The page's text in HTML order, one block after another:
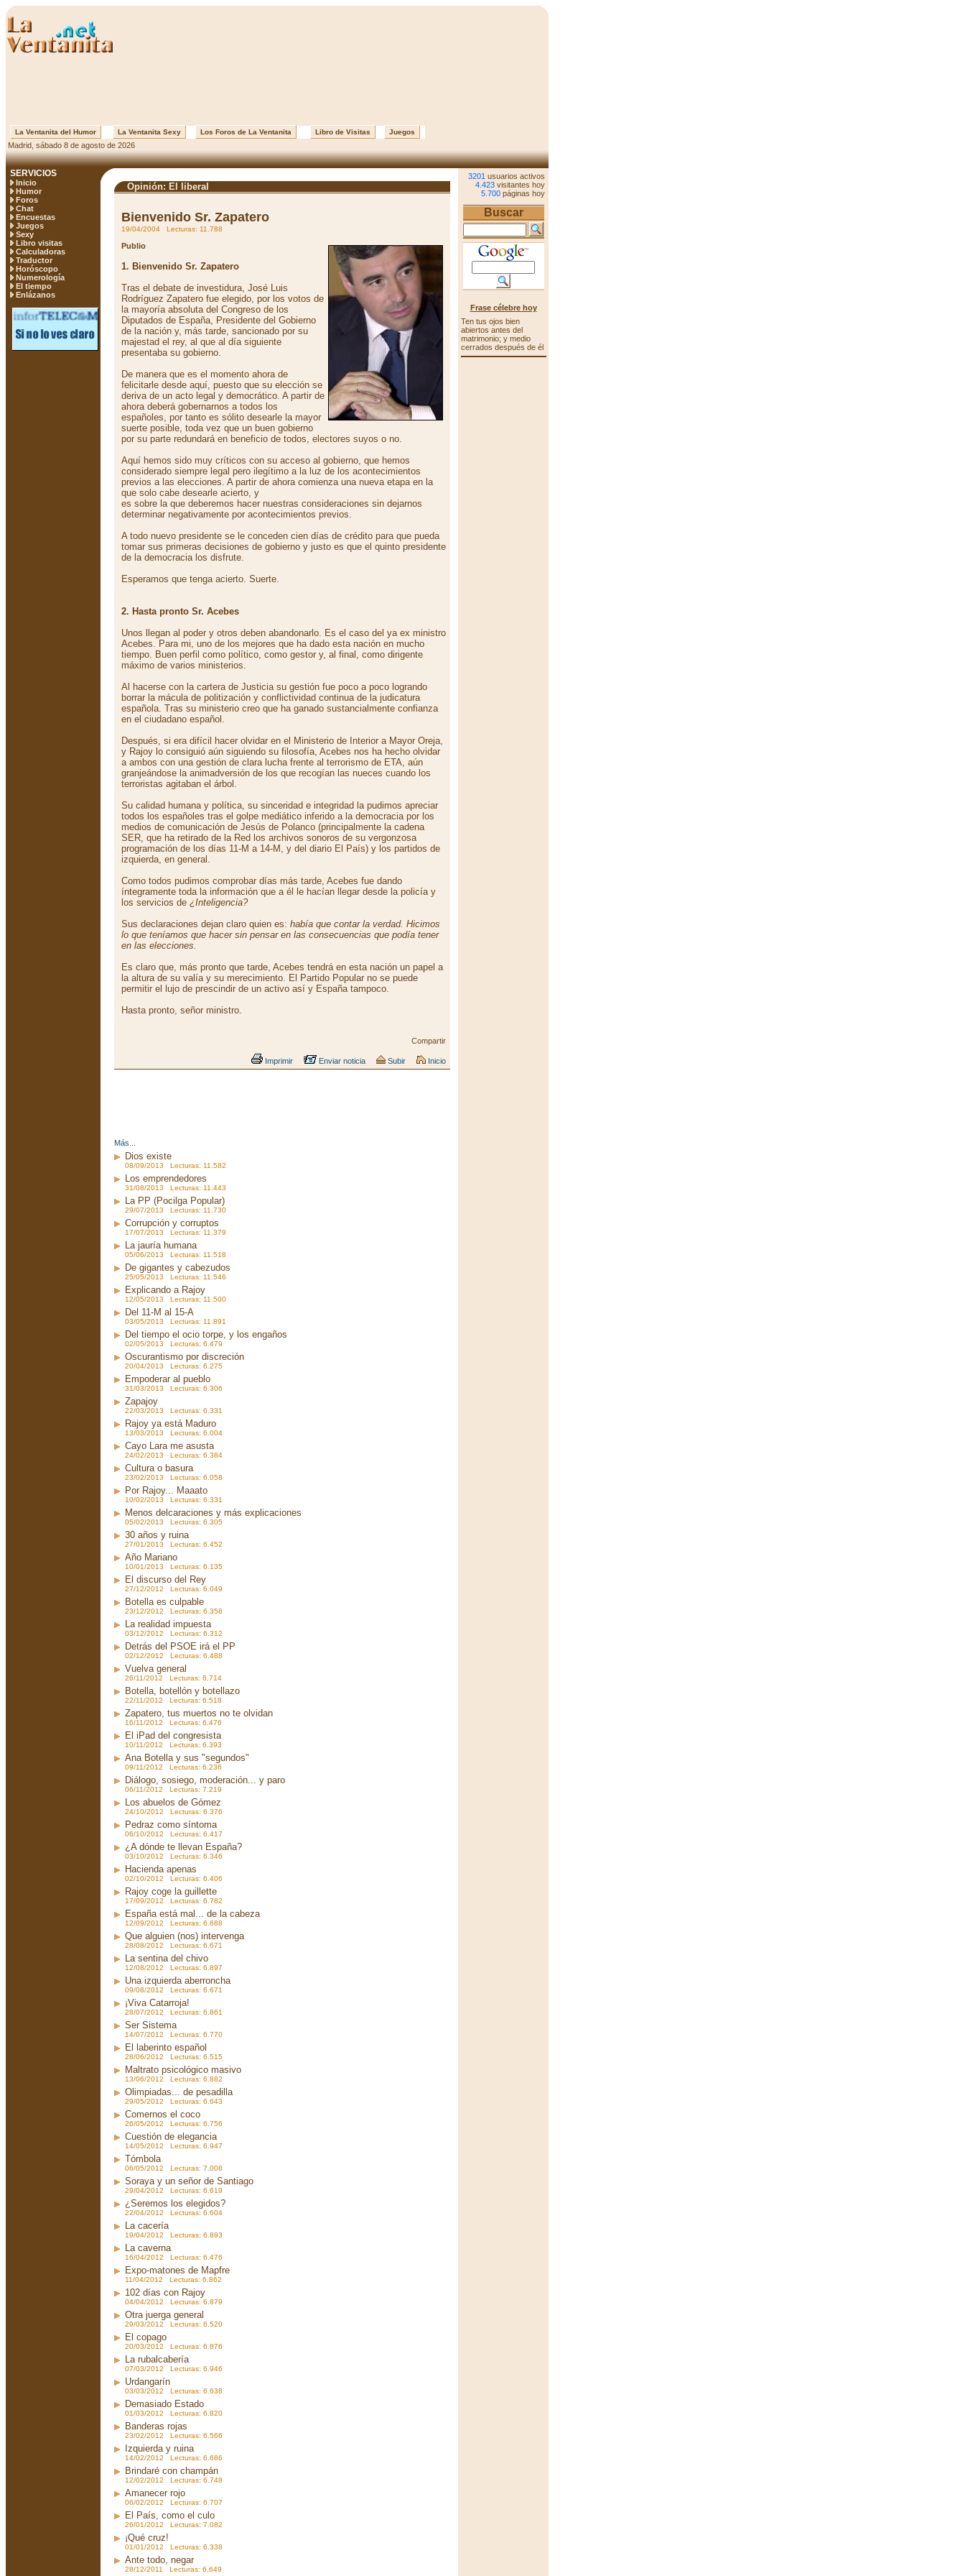
La Ventanita del Humor La Ventanita Sexy Los Foros de La Ventanita Libro de Visitas Juegos
Madrid, sábado 8 de agosto de 2026
SERVICIOS
Inicio
Humor
Foros
Chat
Encuestas
Juegos
Sexy
Libro visitas
Calculadoras
Traductor
Horóscopo
Numerología
El tiempo
Enlázanos
Opinión: El liberal
Bienvenido Sr. Zapatero
19/04/2004 Lecturas: 11.788
Publio
1. Bienvenido Sr. Zapatero
Tras el debate de investidura, José Luis
Rodríguez Zapatero fue elegido, por los votos de
la mayoría absoluta del Congreso de los
Diputados de España, Presidente del Gobierno
de la nación y, más tarde, sancionado por su
majestad el rey, al que al día siguiente
presentaba su gobierno.
De manera que es el momento ahora de
felicitarle desde aquí, puesto que su elección se
deriva de un acto legal y democrático. A partir de
ahora deberá gobernarnos a todos los
españoles, por tanto es sólito desearle la mayor
suerte posible, toda vez que un buen gobierno
por su parte redundará en beneficio de todos, electores suyos o no.
Aquí hemos sido muy críticos con su acceso al gobierno, que hemos
considerado siempre legal pero ilegítimo a la luz de los acontecimientos
previos a las elecciones. A partir de ahora comienza una nueva etapa en la
que solo cabe desearle acierto, y
es sobre la que deberemos hacer nuestras consideraciones sin dejarnos
determinar negativamente por acontecimientos previos.
A todo nuevo presidente se le conceden cien días de crédito para que pueda
tomar sus primeras decisiones de gobierno y justo es que el quinto presidente
de la democracia los disfrute.
Esperamos que tenga acierto. Suerte.
2. Hasta pronto Sr. Acebes
Unos llegan al poder y otros deben abandonarlo. Es el caso del ya ex ministro
Acebes. Para mi, uno de los mejores que ha dado esta nación en mucho
tiempo. Buen perfil como político, como gestor y, al final, como dirigente
máximo de varios ministerios.
Al hacerse con la cartera de Justicia su gestión fue poco a poco logrando
borrar la mácula de politización y conflictividad continua de la judicatura
española. Tras su ministerio creo que ha ganado sustancialmente confianza
en el ciudadano español.
Después, si era difícil hacer olvidar en el Ministerio de Interior a Mayor Oreja,
y Rajoy lo consiguió aún siguiendo su filosofía, Acebes nos ha hecho olvidar
a ambos con una gestión de clara lucha frente al terrorismo de ETA, aún
granjeándose la animadversión de los que recogían las nueces cuando los
terroristas agitaban el árbol.
Su calidad humana y política, su sinceridad e integridad la pudimos apreciar
todos los españoles tras el golpe mediático inferido a la democracia por los
medios de comunicación de Jesús de Polanco (principalmente la cadena
SER, que ha retirado de la Red los archivos sonoros de su vergonzosa
programación de los días 11-M a 14-M, y del diario El País) y los partidos de
izquierda, en general.
Como todos pudimos comprobar días más tarde, Acebes fue dando
íntegramente toda la información que a él le hacían llegar desde la policía y
los servicios de ¿Inteligencia?
Sus declaraciones dejan claro quien es: había que contar la verdad. Hicimos
lo que teníamos que hacer sin pensar en las consecuencias que podía tener
en las elecciones.
Es claro que, más pronto que tarde, Acebes tendrá en esta nación un papel a
la altura de su valía y su merecimiento. El Partido Popular no se puede
permitir el lujo de prescindir de un activo así y España tampoco.
Hasta pronto, señor ministro.
Compartir
Imprimir Enviar noticia Subir Inicio
Más...
Dios existe
08/09/2013 Lecturas: 11.582
Los emprendedores
31/08/2013 Lecturas: 11.443
La PP (Pocilga Popular)
29/07/2013 Lecturas: 11.730
Corrupción y corruptos
17/07/2013 Lecturas: 11.379
La jauría humana
05/06/2013 Lecturas: 11.518
De gigantes y cabezudos
25/05/2013 Lecturas: 11.546
Explicando a Rajoy
12/05/2013 Lecturas: 11.500
Del 11-M al 15-A
03/05/2013 Lecturas: 11.891
Del tiempo el ocio torpe, y los engaños
02/05/2013 Lecturas: 6.479
Oscurantismo por discreción
20/04/2013 Lecturas: 6.275
Empoderar al pueblo
31/03/2013 Lecturas: 6.306
Zapajoy
22/03/2013 Lecturas: 6.331
Rajoy ya está Maduro
13/03/2013 Lecturas: 6.004
Cayo Lara me asusta
24/02/2013 Lecturas: 6.384
Cultura o basura
23/02/2013 Lecturas: 6.058
Por Rajoy... Maaato
10/02/2013 Lecturas: 6.331
Menos delcaraciones y más explicaciones
05/02/2013 Lecturas: 6.305
30 años y ruina
27/01/2013 Lecturas: 6.452
Año Mariano
10/01/2013 Lecturas: 6.135
El discurso del Rey
27/12/2012 Lecturas: 6.049
Botella es culpable
23/12/2012 Lecturas: 6.358
La realidad impuesta
03/12/2012 Lecturas: 6.312
Detrás del PSOE irá el PP
02/12/2012 Lecturas: 6.488
Vuelva general
26/11/2012 Lecturas: 6.714
Botella, botellón y botellazo
22/11/2012 Lecturas: 6.518
Zapatero, tus muertos no te olvidan
16/11/2012 Lecturas: 6.476
El iPad del congresista
10/11/2012 Lecturas: 6.393
Ana Botella y sus "segundos"
09/11/2012 Lecturas: 6.236
Diálogo, sosiego, moderación... y paro
06/11/2012 Lecturas: 7.219
Los abuelos de Gómez
24/10/2012 Lecturas: 6.376
Pedraz como síntoma
06/10/2012 Lecturas: 6.417
¿A dónde te llevan España?
03/10/2012 Lecturas: 6.346
Hacienda apenas
02/10/2012 Lecturas: 6.406
Rajoy coge la guillette
17/09/2012 Lecturas: 6.782
España está mal... de la cabeza
12/09/2012 Lecturas: 6.688
Que alguien (nos) intervenga
28/08/2012 Lecturas: 6.671
La sentina del chivo
12/08/2012 Lecturas: 6.897
Una izquierda aberroncha
09/08/2012 Lecturas: 6.671
¡Viva Catarroja!
28/07/2012 Lecturas: 6.861
Ser Sistema
14/07/2012 Lecturas: 6.770
El laberinto español
28/06/2012 Lecturas: 6.515
Maltrato psicológico masivo
13/06/2012 Lecturas: 6.882
Olimpiadas... de pesadilla
29/05/2012 Lecturas: 6.643
Comernos el coco
26/05/2012 Lecturas: 6.756
Cuestión de elegancia
14/05/2012 Lecturas: 6.947
Tómbola
06/05/2012 Lecturas: 7.008
Soraya y un señor de Santiago
29/04/2012 Lecturas: 6.619
¿Seremos los elegidos?
22/04/2012 Lecturas: 6.604
La cacería
19/04/2012 Lecturas: 6.893
La caverna
16/04/2012 Lecturas: 6.476
Expo-matones de Mapfre
11/04/2012 Lecturas: 6.862
102 días con Rajoy
04/04/2012 Lecturas: 6.879
Otra juerga general
29/03/2012 Lecturas: 6.520
El copago
20/03/2012 Lecturas: 6.876
La rubalcabería
07/03/2012 Lecturas: 6.946
Urdangarín
03/03/2012 Lecturas: 6.638
Demasiado Estado
01/03/2012 Lecturas: 6.820
Banderas rojas
23/02/2012 Lecturas: 6.566
Izquierda y ruina
14/02/2012 Lecturas: 6.686
Brindaré con champán
12/02/2012 Lecturas: 6.748
Amanecer rojo
06/02/2012 Lecturas: 6.707
El País, como el culo
26/01/2012 Lecturas: 7.082
¡Qué cruz!
01/01/2012 Lecturas: 6.338
Ante todo, negar
28/12/2011 Lecturas: 6.649
3201 usuarios activos
4.423 visitantes hoy
5.700 páginas hoy
Buscar
Frase célebre hoy
Ten tus ojos bien
abiertos antes del
matrimonio; y medio
cerrados después de él